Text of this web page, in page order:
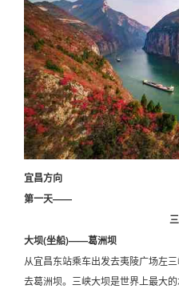
宜昌方向
第一天——
大坝(坐船)——葛洲坝
从宜昌东站乘车出发去夷陵广场左
去葛洲坝。三峡大坝是世界上最大